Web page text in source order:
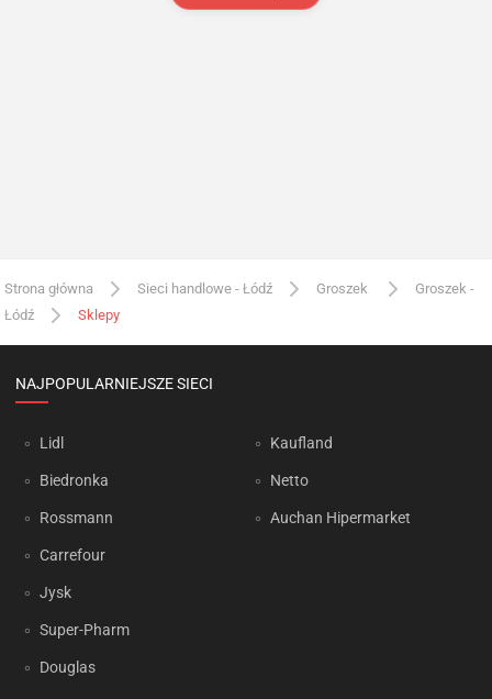
Strona główna Sieci handlowe - Łódź Groszek
Groszek -
Łódź
Sklepy
NAJPOPULARNIEJSZE SIECI
Lidl
Biedronka
Rossmann
Carrefour
Jysk
Super-Pharm
Douglas
Kaufland
Netto
Auchan Hipermarket